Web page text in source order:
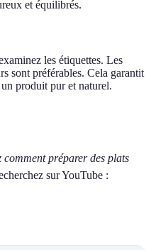
et équilibrés.
les étiquettes. Les
sont préférables. Cela garantit
produit pur et naturel.
comment préparer des plats
sur YouTube :